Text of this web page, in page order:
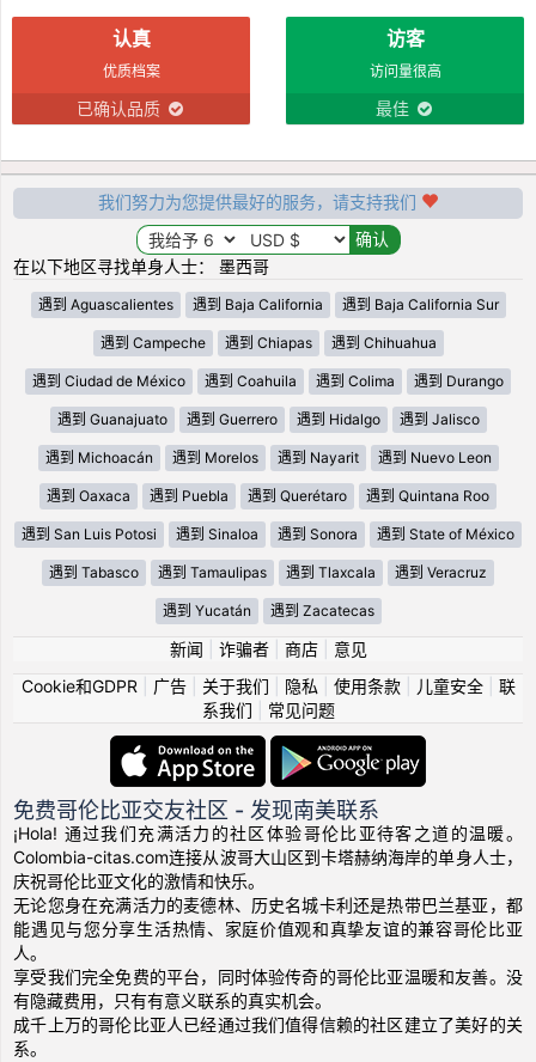
认真
优质档案
已确认品质
访客
访问量很高
最佳
我们努力为您提供最好的服务，请支持我们
在以下地区寻找单身人士： 墨西哥
遇到 Aguascalientes 遇到 Baja California 遇到 Baja California Sur
遇到 Campeche 遇到 Chiapas 遇到 Chihuahua
遇到 Ciudad de México 遇到 Coahuila 遇到 Colima 遇到 Durango
遇到 Guanajuato 遇到 Guerrero 遇到 Hidalgo 遇到 Jalisco
遇到 Michoacán 遇到 Morelos 遇到 Nayarit 遇到 Nuevo Leon
遇到 Oaxaca 遇到 Puebla 遇到 Querétaro 遇到 Quintana Roo
遇到 San Luis Potosi 遇到 Sinaloa 遇到 Sonora 遇到 State of México
遇到 Tabasco 遇到 Tamaulipas 遇到 Tlaxcala 遇到 Veracruz
遇到 Yucatán 遇到 Zacatecas
新闻 诈骗者| 商店| 意见
Cookie和GDPR
广告| 关于我们 隐私 使用条款| 儿童安全| 联
系我们
常见问题
免费哥伦比亚交友社区 - 发现南美联系
¡Hola! 通过我们充满活力的社区体验哥伦比亚待客之道的温暖。
Colombia-citas.com连接从波哥大山区到卡塔赫纳海岸的单身人士，
庆祝哥伦比亚文化的激情和快乐。
无论您身在充满活力的麦德林、历史名城卡利还是热带巴兰基亚，都
能遇见与您分享生活热情、家庭价值观和真挚友谊的兼容哥伦比亚
人。
享受我们完全免费的平台，同时体验传奇的哥伦比亚温暖和友善。没
有隐藏费用，只有有意义联系的真实机会。
成千上万的哥伦比亚人已经通过我们值得信赖的社区建立了美好的关
系。